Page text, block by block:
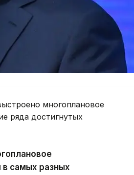
многоплановое
ряда достигнутых
самых разных